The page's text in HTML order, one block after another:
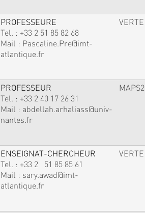
PROFESSEURE
Tel. : +33 2 51 85 82 68
Mail : Pascaline.Pre@imt-
atlantique.fr
VERTE
PROFESSEUR
Tel. : +33 2 40 17 26 31
Mail : abdellah.arhaliass@univ-
nantes.fr
MAPS2
ENSEIGNAT-CHERCHEUR
Tel. : +33 2 51 85 85 61
Mail : sary.awad@imt-
atlantique.fr
VERTE